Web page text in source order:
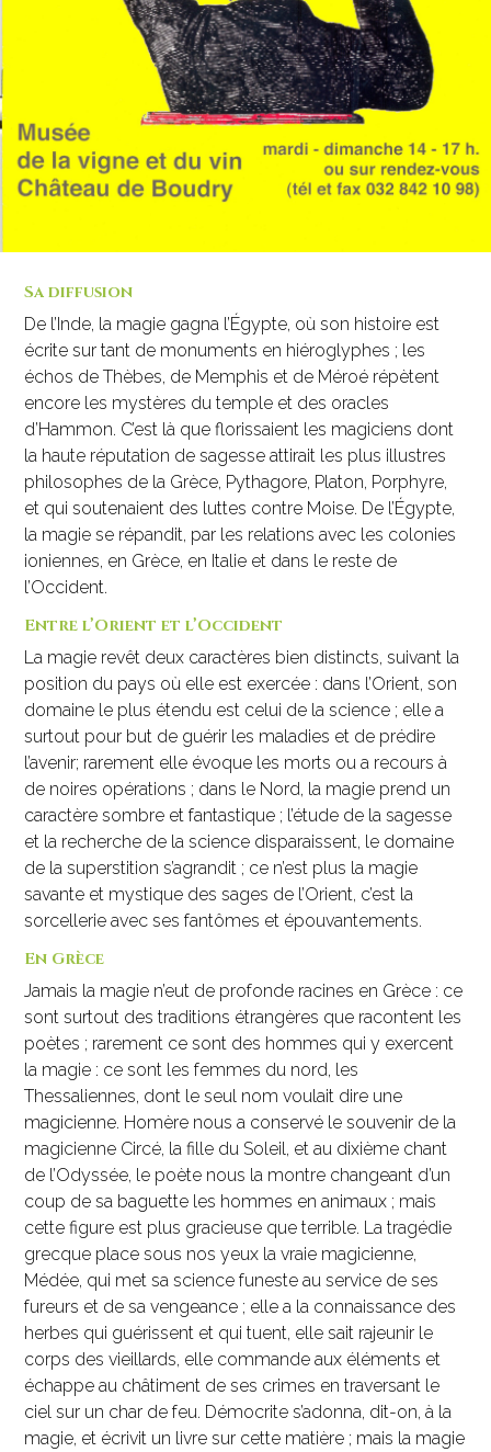
Sa diffusion
De l’Inde, la magie gagna l’Égypte, où son histoire est
écrite sur tant de monuments en hiéroglyphes ; les
échos de Thèbes, de Memphis et de Méroé répètent
encore les mystères du temple et des oracles
d’Hammon. C’est là que florissaient les magiciens dont
la haute réputation de sagesse attirait les plus illustres
philosophes de la Grèce, Pythagore, Platon, Porphyre,
et qui soutenaient des luttes contre Moise. De l’Égypte,
la magie se répandit, par les relations avec les colonies
ioniennes, en Grèce, en Italie et dans le reste de
l’Occident.
Entre l’Orient et l’Occident
La magie revêt deux caractères bien distincts, suivant la
position du pays où elle est exercée : dans l’Orient, son
domaine le plus étendu est celui de la science ; elle a
surtout pour but de guérir les maladies et de prédire
l’avenir; rarement elle évoque les morts ou a recours à
de noires opérations ; dans le Nord, la magie prend un
caractère sombre et fantastique ; l’étude de la sagesse
et la recherche de la science disparaissent, le domaine
de la superstition s’agrandit ; ce n’est plus la magie
savante et mystique des sages de l’Orient, c’est la
sorcellerie avec ses fantômes et épouvantements.
En Grèce
Jamais la magie n’eut de profonde racines en Grèce : ce
sont surtout des traditions étrangères que racontent les
poètes ; rarement ce sont des hommes qui y exercent
la magie : ce sont les femmes du nord, les
Thessaliennes, dont le seul nom voulait dire une
magicienne. Homère nous a conservé le souvenir de la
magicienne Circé, la fille du Soleil, et au dixième chant
de l’Odyssée, le poète nous la montre changeant d’un
coup de sa baguette les hommes en animaux ; mais
cette figure est plus gracieuse que terrible. La tragédie
grecque place sous nos yeux la vraie magicienne,
Médée, qui met sa science funeste au service de ses
fureurs et de sa vengeance ; elle a la connaissance des
herbes qui guérissent et qui tuent, elle sait rajeunir le
corps des vieillards, elle commande aux éléments et
échappe au châtiment de ses crimes en traversant le
ciel sur un char de feu. Démocrite s’adonna, dit-on, à la
magie, et écrivit un livre sur cette matière ; mais la magie